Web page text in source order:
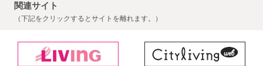
関連サイト
（下記をクリックするとサイトを離れます。）